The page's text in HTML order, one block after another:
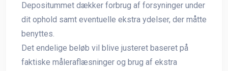
Depositummet dækker forbrug af forsyninger under
dit ophold samt eventuelle ekstra ydelser, der måtte
benyttes.
Det endelige beløb vil blive justeret baseret på
faktiske måleraflæsninger og brug af ekstra